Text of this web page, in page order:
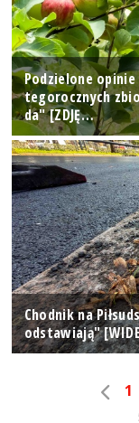
Podzielone
tegorocznych
da" [ZDJĘ…
Chodnik na
odstawiają"
1